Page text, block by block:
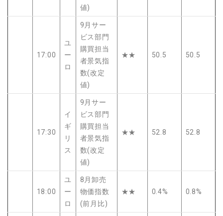
値)
17:00
ユ
ー
ロ
9月サー
ビス部門
購買担当
者景気指
数(改定
値)
★★ 50.5 50.5
17:30
イ
ギ
リ
ス
9月サー
ビス部門
購買担当
者景気指
数(改定
値)
★★ 52.8 52.8
18:00
ユ
ー
ロ
8月卸売
物価指数
(前月比)
★★ 0.4% 0.8%